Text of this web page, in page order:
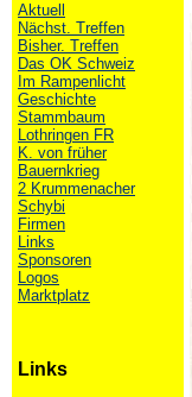
Aktuell
Nächst. Treffen
Bisher. Treffen
Das OK Schweiz
Im Rampenlicht
Geschichte
Stammbaum
Lothringen FR
K. von früher
Bauernkrieg
2 Krummenacher
Schybi
Firmen
Links
Sponsoren
Logos
Marktplatz
Links